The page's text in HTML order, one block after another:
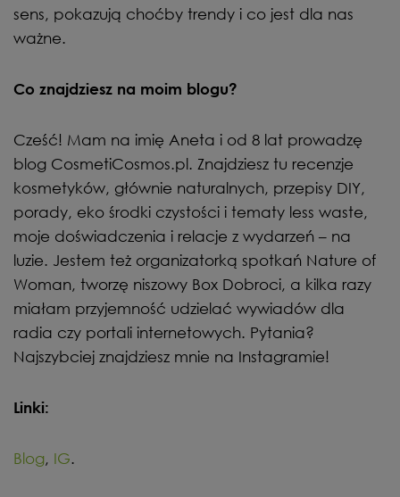
sens, pokazują choćby trendy i co jest dla nas
ważne.
Co znajdziesz na moim blogu?
Cześć! Mam na imię Aneta i od 8 lat prowadzę
blog CosmetiCosmos.pl. Znajdziesz tu recenzje
kosmetyków, głównie naturalnych, przepisy DIY,
porady, eko środki czystości i tematy less waste,
moje doświadczenia i relacje z wydarzeń – na
luzie. Jestem też organizatorką spotkań Nature of
Woman, tworzę niszowy Box Dobroci, a kilka razy
miałam przyjemność udzielać wywiadów dla
radia czy portali internetowych. Pytania?
Najszybciej znajdziesz mnie na Instagramie!
Linki:
Blog, IG.